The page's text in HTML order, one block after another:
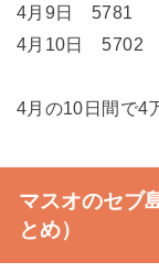
4月9日 5781
4月10日 5702
4月の10日間で4
マスオのセブ
とめ）